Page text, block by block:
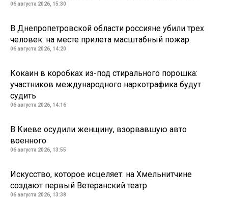
06 августа 2026, 15:30
В Днепропетровской области россияне убили трех
человек: на месте прилета масштабный пожар
06 августа 2026, 14:20
Кокаин в коробках из-под стирального порошка:
участников международного наркотрафика будут
судить
06 августа 2026, 14:16
В Киеве осудили женщину, взорвавшую авто
военного
06 августа 2026, 13:55
Искусство, которое исцеляет: на Хмельнитчине
создают первый Ветеранский театр
06 августа 2026, 13:38